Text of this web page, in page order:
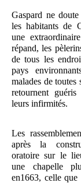
Gaspard ne
les habitants de
une
répand, les
de tous les
pays
malades de toutes
retournent
leurs infirmités.
Les
après la
oratoire sur le
une chapelle
en1663, celle que